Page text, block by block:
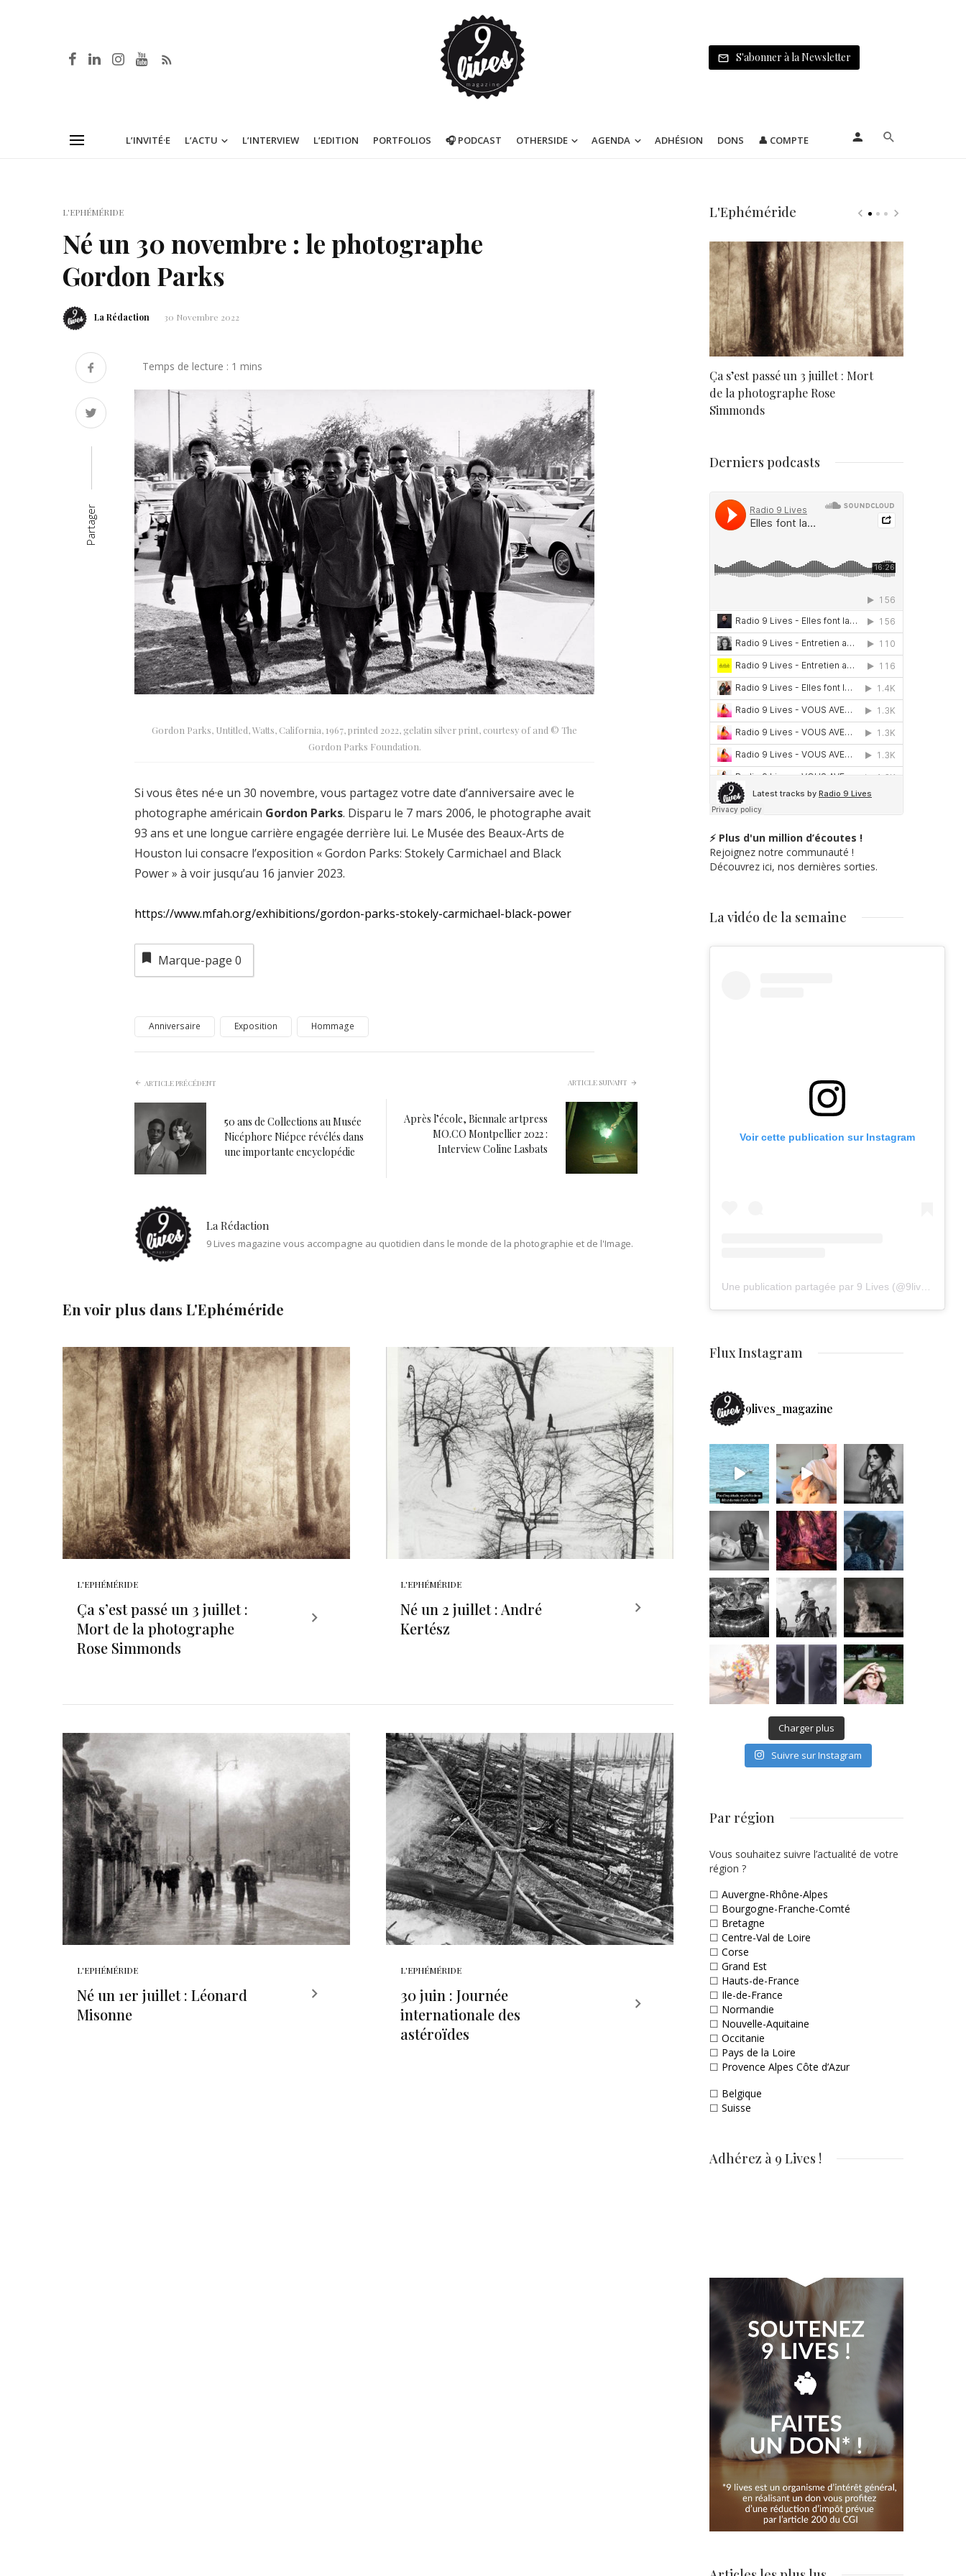
S'abonner à la Newsletter
L’INVITÉ·E L’ACTU L’INTERVIEW L’EDITION PORTFOLIOS 🎧 PODCAST OTHERSIDE AGENDA ADHÉSION DONS 👤 COMPTE
L'EPHÉMÉRIDE
Né un 30 novembre : le photographe
Gordon Parks
La Rédaction 30 Novembre 2022
Partager
Gordon Parks, Untitled, Watts, California, 1967, printed 2022, gelatin silver print, courtesy of and © The
Gordon Parks Foundation.
Si vous êtes né·e un 30 novembre, vous partagez votre date d’anniversaire avec le
photographe américain Gordon Parks. Disparu le 7 mars 2006, le photographe avait
93 ans et une longue carrière engagée derrière lui. Le Musée des Beaux-Arts de
Houston lui consacre l’exposition « Gordon Parks: Stokely Carmichael and Black
Power » à voir jusqu’au 16 janvier 2023.
https://www.mfah.org/exhibitions/gordon-parks-stokely-carmichael-black-power
Marque-page 0
Anniversaire Exposition Hommage
ARTICLE PRÉCÉDENT
50 ans de Collections au Musée
Nicéphore Niépce révélés dans
une importante encyclopédie
ARTICLE SUIVANT
Après l’école, Biennale artpress
MO.CO Montpellier 2022 :
Interview Coline Lasbats
La Rédaction
9 Lives magazine vous accompagne au quotidien dans le monde de la photographie et de l'Image.
En voir plus dans L'Ephéméride
L'EPHÉMÉRIDE
Ça s’est passé un 3 juillet :
Mort de la photographe
Rose Simmonds
L'EPHÉMÉRIDE
Né un 2 juillet : André
Kertész
L'EPHÉMÉRIDE
Né un 1er juillet : Léonard
Misonne
L'EPHÉMÉRIDE
30 juin : Journée
internationale des
astéroïdes
L'Ephéméride
Misonne
Ça s’est passé un 3 juillet : Mort
de la photographe Rose
Simmonds
Derniers podcasts
⚡ Plus d'un million d’écoutes !
Rejoignez notre communauté !
Découvrez ici, nos dernières sorties.
La vidéo de la semaine
Voir cette publication sur Instagram
Flux Instagram
9lives_magazine
Charger plus
Suivre sur Instagram
Par région
Vous souhaitez suivre l’actualité de votre
région ?
☐ Auvergne-Rhône-Alpes
☐ Bourgogne-Franche-Comté
☐ Bretagne
☐ Centre-Val de Loire
☐ Corse
☐ Grand Est
☐ Hauts-de-France
☐ Ile-de-France
☐ Normandie
☐ Nouvelle-Aquitaine
☐ Occitanie
☐ Pays de la Loire
☐ Provence Alpes Côte d’Azur
☐ Belgique
☐ Suisse
Adhérez à 9 Lives !